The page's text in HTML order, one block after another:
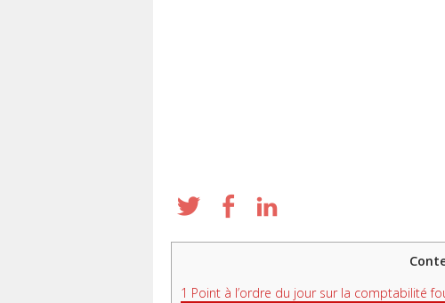
1 Point à l’ordre du jour sur la comptabilité